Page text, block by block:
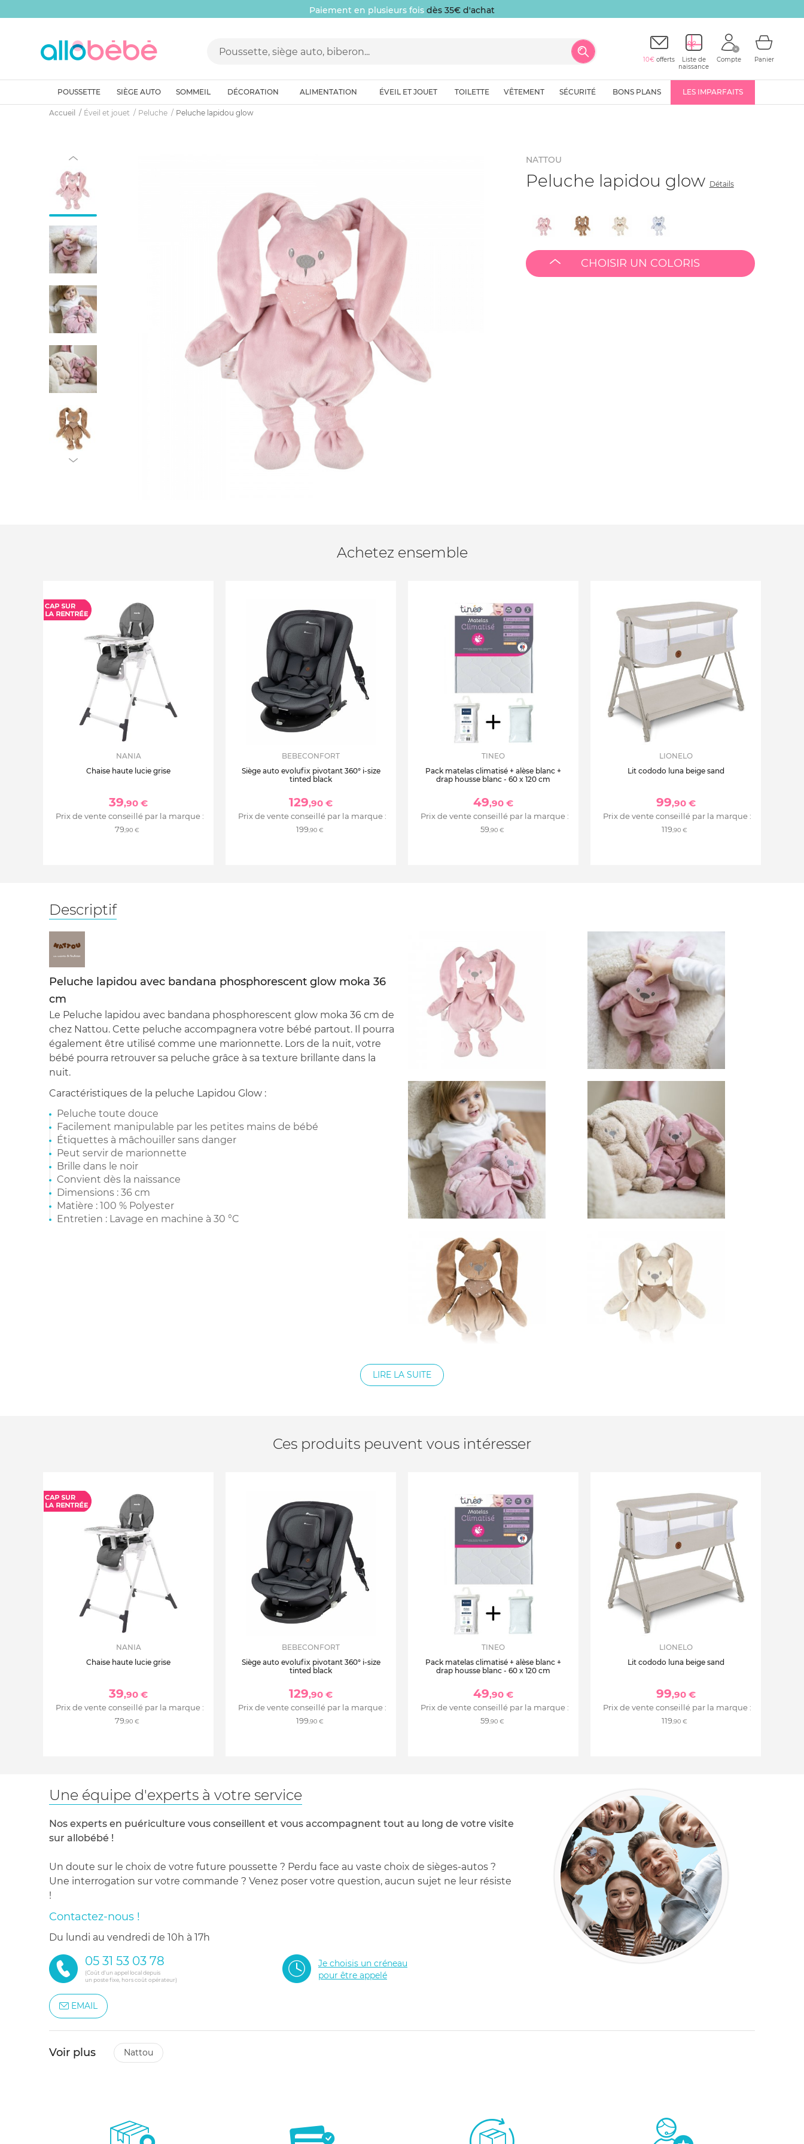
Paiement en plusieurs fois dès 35€ d'achat
10€ offerts
Liste de
naissance
Compte Panier
POUSSETTE SIÈGE AUTO SOMMEIL DÉCORATION ALIMENTATION ÉVEIL ET JOUET TOILETTE VÊTEMENT SÉCURITÉ BONS PLANS LES IMPARFAITS
Accueil Éveil et jouet Peluche Peluche lapidou glow
NATTOU
Peluche lapidou glow Détails
CHOISIR UN COLORIS
Achetez ensemble
NANIA
Chaise haute lucie grise
39,90 €
Prix de vente conseillé par la marque :
79,90 €
BEBECONFORT
Siège auto evolufix pivotant 360° i-size
tinted black
129,90 €
Prix de vente conseillé par la marque :
199,90 €
TINEO
Pack matelas climatisé + alèse blanc +
drap housse blanc - 60 x 120 cm
49,90 €
Prix de vente conseillé par la marque :
59,90 €
LIONELO
Lit cododo luna beige sand
99,90 €
Prix de vente conseillé par la marque :
119,90 €
Descriptif
Peluche lapidou avec bandana phosphorescent glow moka 36
cm
Le Peluche lapidou avec bandana phosphorescent glow moka 36 cm de
chez Nattou. Cette peluche accompagnera votre bébé partout. Il pourra
également être utilisé comme une marionnette. Lors de la nuit, votre
bébé pourra retrouver sa peluche grâce à sa texture brillante dans la
nuit.
Caractéristiques de la peluche Lapidou Glow :
Peluche toute douce
Facilement manipulable par les petites mains de bébé
Étiquettes à mâchouiller sans danger
Peut servir de marionnette
Brille dans le noir
Convient dès la naissance
Dimensions : 36 cm
Matière : 100 % Polyester
Entretien : Lavage en machine à 30 °C
LIRE LA SUITE
Ces produits peuvent vous intéresser
NANIA
Chaise haute lucie grise
39,90 €
Prix de vente conseillé par la marque :
79,90 €
BEBECONFORT
Siège auto evolufix pivotant 360° i-size
tinted black
129,90 €
Prix de vente conseillé par la marque :
199,90 €
TINEO
Pack matelas climatisé + alèse blanc +
drap housse blanc - 60 x 120 cm
49,90 €
Prix de vente conseillé par la marque :
59,90 €
LIONELO
Lit cododo luna beige sand
99,90 €
Prix de vente conseillé par la marque :
119,90 €
Une équipe d'experts à votre service
Nos experts en puériculture vous conseillent et vous accompagnent tout au long de votre visite
sur allobébé !
Un doute sur le choix de votre future poussette ? Perdu face au vaste choix de sièges-autos ?
Une interrogation sur votre commande ? Venez poser votre question, aucun sujet ne leur résiste
!
Contactez-nous !
du lundi au vendredi de 10h à 17h
05 31 53 03 78
(Coût d'un appel local depuis
un poste fixe, hors coût opérateur)
Je choisis un créneau
pour être appelé
EMAIL
Voir plus nattou